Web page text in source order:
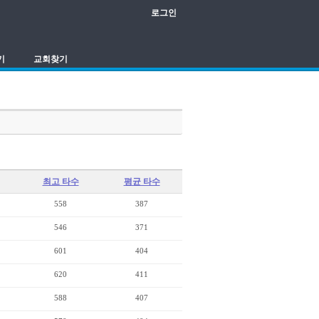
로그인
교회찾기
최고 타수 평균 타수
558 387
546 371
601 404
620 411
588 407